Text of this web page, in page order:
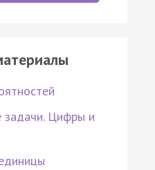
задачи. Цифры и